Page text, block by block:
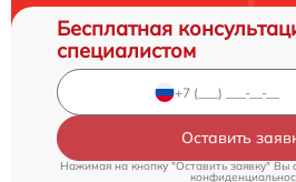
Бесплатная
специалистом
Оставить
Нажимая на кнопку "Оставить заявку" Вы